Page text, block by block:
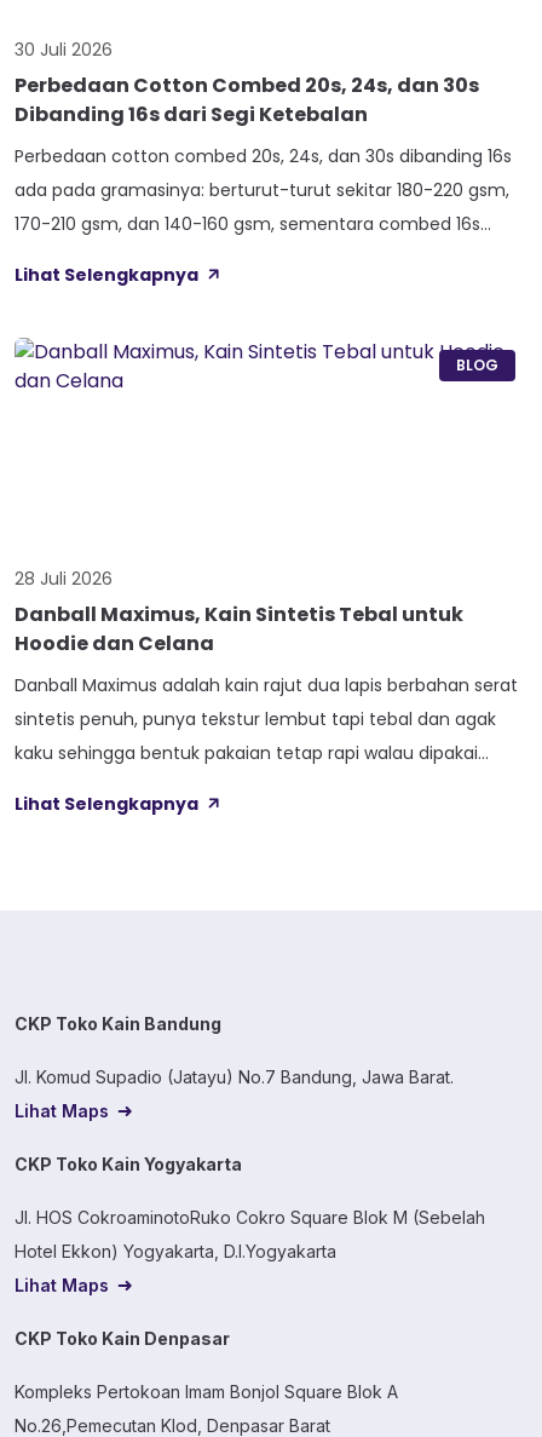
30 Juli 2026
Perbedaan Cotton Combed 20s, 24s, dan 30s
Dibanding 16s dari Segi Ketebalan
Perbedaan cotton combed 20s, 24s, dan 30s dibanding 16s
ada pada gramasinya: berturut-turut sekitar 180-220 gsm,
170-210 gsm, dan 140-160 gsm, sementara combed 16s
satu kaos terasa berat dan kokoh, sedangkan kaos lain
konveksi baru tertukar […]
Lihat Selengkapnya
BLOG
28 Juli 2026
Danball Maximus, Kain Sintetis Tebal untuk
Hoodie dan Celana
Danball Maximus adalah kain rajut dua lapis berbahan serat
sintetis penuh, punya tekstur lembut tapi tebal dan agak
kaku sehingga bentuk pakaian tetap rapi walau dipakai
yaitu Cool Touch, Wicking Process, Anti Bacterial, dan Anti
Lihat Selengkapnya
CKP Toko Kain Bandung
Jl. Komud Supadio (Jatayu) No.7 Bandung, Jawa Barat.
Lihat Maps
CKP Toko Kain Yogyakarta
Jl. HOS CokroaminotoRuko Cokro Square Blok M (Sebelah
Hotel Ekkon) Yogyakarta, D.I.Yogyakarta
Lihat Maps
CKP Toko Kain Denpasar
Kompleks Pertokoan Imam Bonjol Square Blok A
No.26,Pemecutan Klod, Denpasar Barat